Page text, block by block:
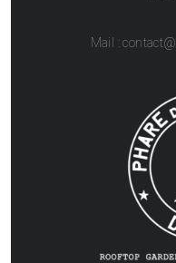
Mail :